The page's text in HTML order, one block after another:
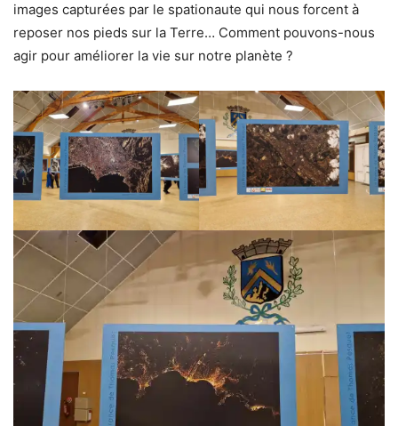
images capturées par le spationaute qui nous forcent à
reposer nos pieds sur la Terre… Comment pouvons-nous
agir pour améliorer la vie sur notre planète ?